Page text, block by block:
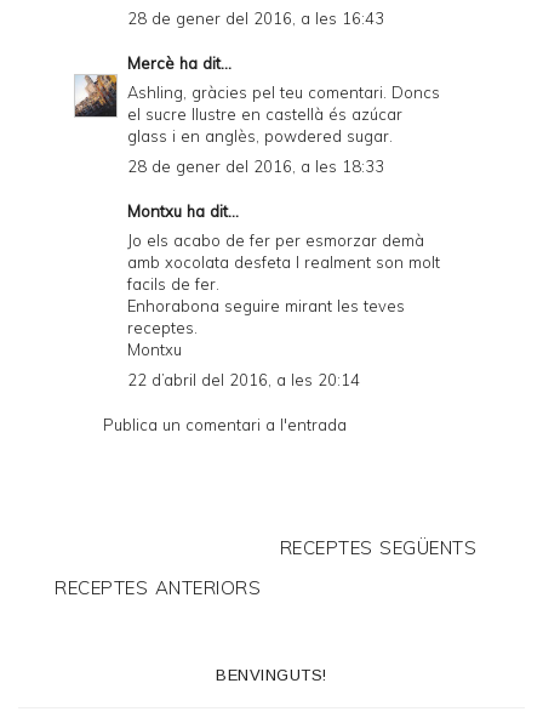
28 de gener del 2016, a les 16:43
Mercè ha dit...
Ashling, gràcies pel teu comentari. Doncs
el sucre llustre en castellà és azúcar
glass i en anglès, powdered sugar.
28 de gener del 2016, a les 18:33
Montxu ha dit...
Jo els acabo de fer per esmorzar demà
amb xocolata desfeta I realment son molt
facils de fer.
Enhorabona seguire mirant les teves
receptes.
Montxu
22 d’abril del 2016, a les 20:14
Publica un comentari a l'entrada
RECEPTES SEGÜENTS
RECEPTES ANTERIORS
BENVINGUTS!